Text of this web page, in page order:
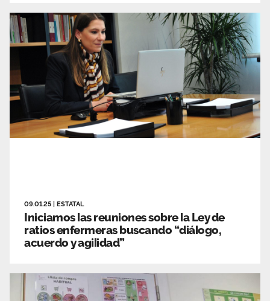
09.01.25 ESTATAL
Iniciamos las reuniones sobre la Ley de
ratios enfermeras buscando “diálogo,
acuerdo y agilidad”